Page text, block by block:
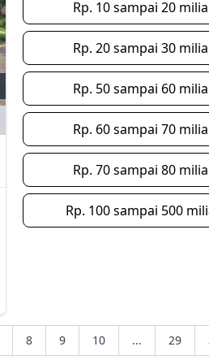
Rp. 10 sampai 20
Rp. 20 sampai 30
Rp. 50 sampai 60
Rp. 60 sampai 70
Rp. 70 sampai 80
Rp. 100 sampai 500
8 9 10 ... 29